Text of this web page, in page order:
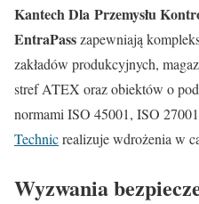
Kantech Dla Przemysłu
EntraPasszapewniają
zakładów produkcyjnych,
stref ATEX oraz obiektów o
normami ISO 45001, ISO
Technicrealizuje wdrożenia w
Wyzwania